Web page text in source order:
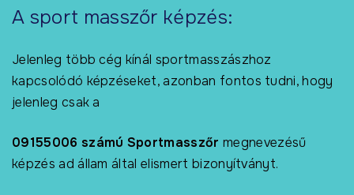
A sport masszőr képzés:
Jelenleg több cég kínál sportmasszászhoz
kapcsolódó képzéseket, azonban fontos tudni, hogy
jelenleg csak a
09155006 számú Sportmasszőr megnevezésű
képzés ad állam által elismert bizonyítványt.